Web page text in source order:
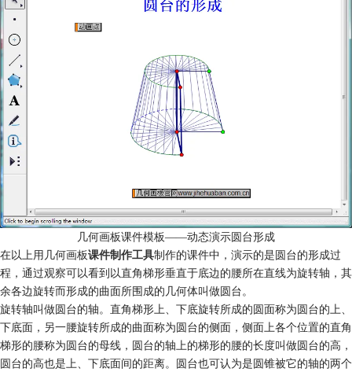
几何画板课件模板——动态演示圆台形成
在以上用几何画板课件制作工具制作的课件中，演示的是圆台的形成过
程，通过观察可以看到以直角梯形垂直于底边的腰所在直线为旋转轴，其
余各边旋转而形成的曲面所围成的几何体叫做圆台。
旋转轴叫做圆台的轴。直角梯形上、下底旋转所成的圆面称为圆台的上、
下底面，另一腰旋转所成的曲面称为圆台的侧面，侧面上各个位置的直角
梯形的腰称为圆台的母线，圆台的轴上的梯形的腰的长度叫做圆台的高，
圆台的高也是上、下底面间的距离。圆台也可认为是圆锥被它的轴的两个